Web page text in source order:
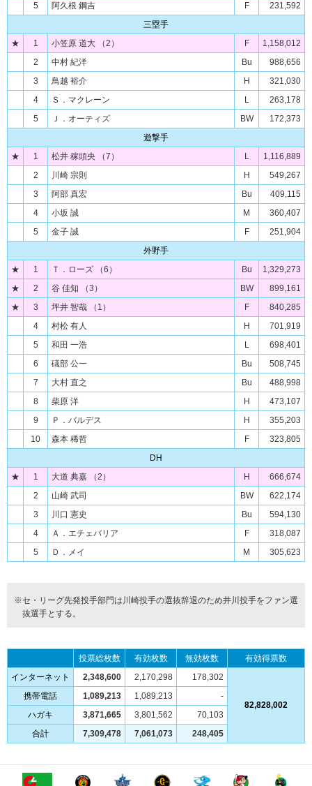
5
阿久根 鋼吉 F
231,592
三塁手
★
1 小笠原 道大 （2） F
1,158,012
2
中村 紀洋 Bu
988,656
3
鳥越 裕介 H
321,030
4
Ｓ．マクレーン L
263,178
5
Ｊ．オーティズ BW
172,373
遊撃手
★
1 松井 稼頭央 （7） L
1,116,889
2
川崎 宗則 H
549,267
3
阿部 真宏 Bu
409,115
4
小坂 誠 M
360,407
5
金子 誠 F
251,904
外野手
★
1 Ｔ．ローズ （6） Bu
1,329,273
★
2 谷 佳知 （3） BW
899,161
★
3 坪井 智哉 （1） F
840,285
4
村松 有人 H
701,919
5
和田 一浩 L
698,401
6
礒部 公一 Bu
508,745
7
大村 直之 Bu
488,998
8
柴原 洋 H
473,107
9
Ｐ．バルデス H
355,203
10
森本 稀哲 F
323,805
DH
★
1 大道 典嘉 （2） H
666,674
2
山崎 武司 BW
622,174
3
川口 憲史 Bu
594,130
4
Ａ．エチェバリア F
318,087
5
Ｄ．メイ M 305,623
※セ・リーグ先発投手部門は川崎投手の選抜辞退のため井川投手をファン選
抜選手とする。
投票総枚数 有効枚数 無効枚数
有効得票数
インターネット
2,348,600 2,170,298 178,302
82,828,002
携帯電話 1,089,213 1,089,213
-
ハガキ
3,871,665 3,801,562
70,103
合計
7,309,478 7,061,073 248,405